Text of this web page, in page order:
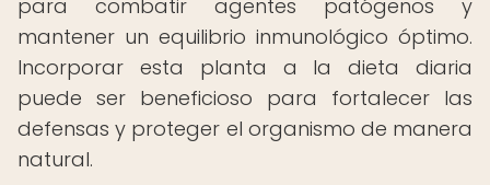
para combatir agentes patógenos y
mantener un equilibrio inmunológico óptimo.
Incorporar esta planta a la dieta diaria
puede ser beneficioso para fortalecer las
defensas y proteger el organismo de manera
natural.